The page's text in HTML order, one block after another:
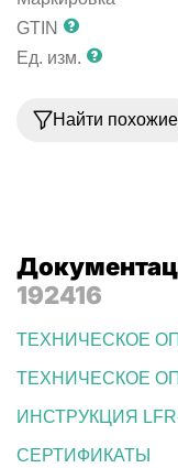
GTIN
Ед. изм.
Найти похожие
192416
ТЕХНИЧЕСКОЕ
ТЕХНИЧЕСКОЕ
ИНСТРУКЦИЯ
СЕРТИФИКАТЫ